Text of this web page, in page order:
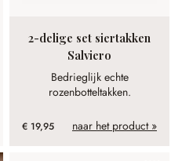
2-delige set siertakken
Salviero
Bedrieglijk echte
rozenbotteltakken.
€ 19,95 naar het product »